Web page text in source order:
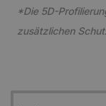
*Die 5D-
zusätzlichen